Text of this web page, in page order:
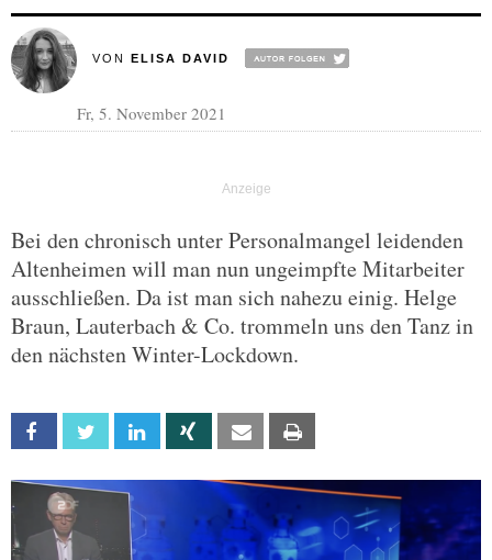
VON ELISA DAVID
Fr, 5. November 2021
Bei den chronisch unter Personalmangel leidenden
Altenheimen will man nun ungeimpfte Mitarbeiter
ausschließen. Da ist man sich nahezu einig. Helge
Braun, Lauterbach & Co. trommeln uns den Tanz in
den nächsten Winter-Lockdown.
Facebook Twitter Linkedin Xing Email